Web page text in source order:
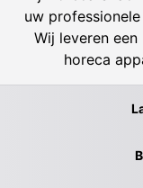
uw
Wij leveren
horeca